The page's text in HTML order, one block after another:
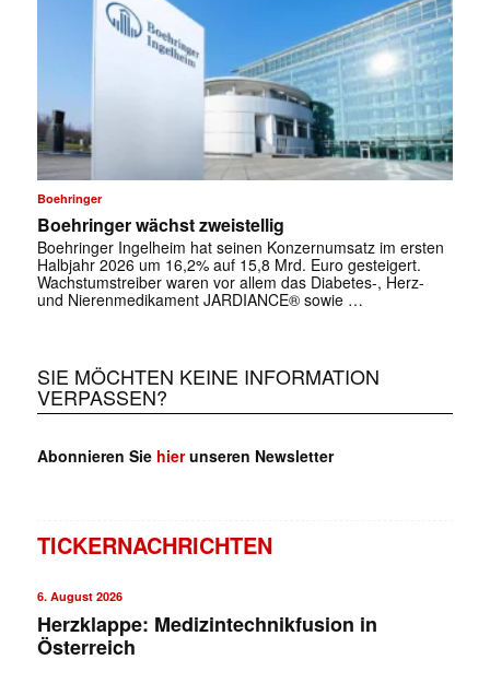
Boehringer
Boehringer wächst zweistellig
Boehringer Ingelheim hat seinen Konzernumsatz im ersten
Halbjahr 2026 um 16,2% auf 15,8 Mrd. Euro gesteigert.
Wachstumstreiber waren vor allem das Diabetes-, Herz-
und Nierenmedikament JARDIANCE® sowie …
SIE MÖCHTEN KEINE INFORMATION
VERPASSEN?
Abonnieren Sie hierunseren Newsletter
TICKERNACHRICHTEN
6. August 2026
Herzklappe: Medizintechnikfusion in
Österreich